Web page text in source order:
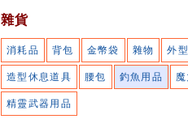
雜貨
消耗品 背包 金幣袋 雜物 外
造型休息道具 腰包 釣魚用品
精靈武器用品